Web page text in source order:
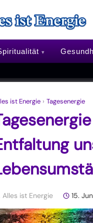
ist Energie › Tagesenergie
Alles ist Energie 15.